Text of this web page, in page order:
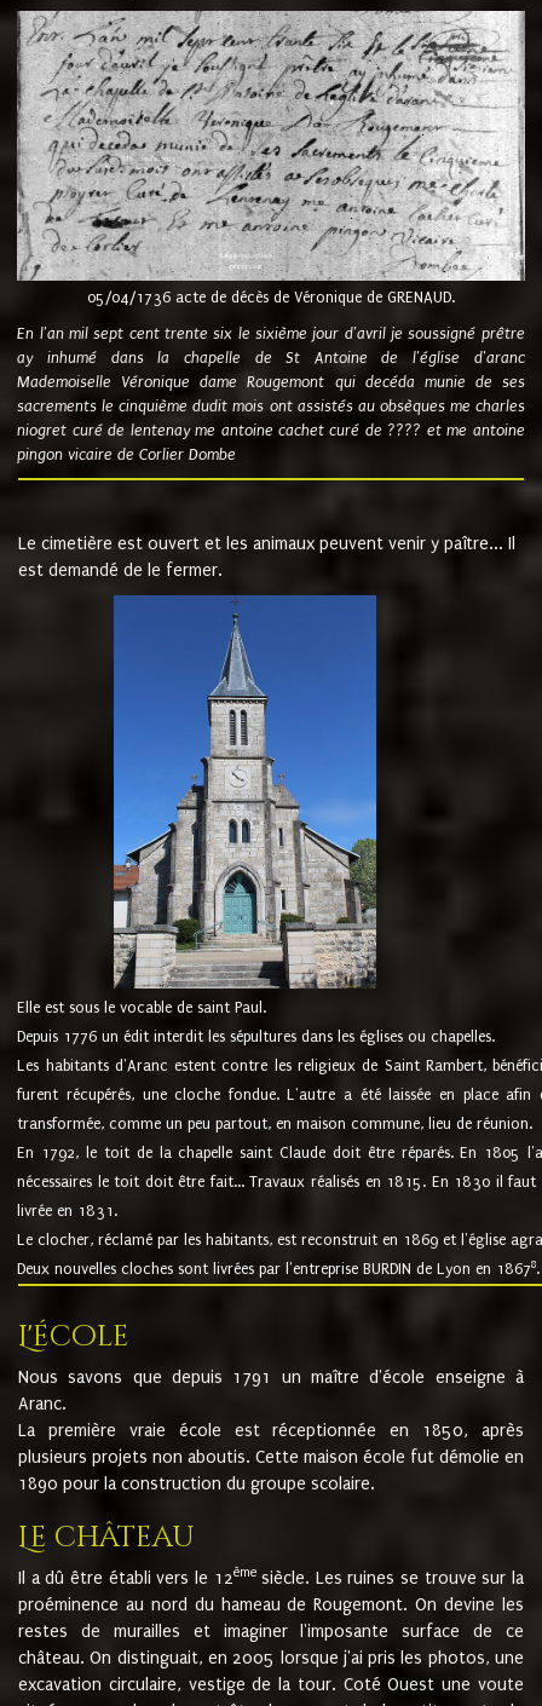
05/04/1736 acte de décès de Véronique de GRENAUD.
En l'an mil sept cent trente six le sixième jour d'avril je soussigné prêtre
ay inhumé dans la chapelle de St Antoine de l'église d'aranc
Mademoiselle Véronique dame Rougemont qui decéda munie de ses
sacrements le cinquième dudit mois ont assistés au obsèques me charles
niogret curé de lentenay me antoine cachet curé de ???? et me antoine
pingon vicaire de Corlier Dombe
Le cimetière est ouvert et les animaux peuvent venir y paître... Il
est demandé de le fermer.
Elle est sous le vocable de saint Paul.
Depuis 1776 un édit interdit les sépultures dans les églises ou chapelles.
Les habitants d'Aranc estent contre les religieux de Saint Rambert,
furent récupérés, une cloche fondue. L'autre a été laissée en place
transformée, comme un peu partout, en maison commune, lieu de réunion.
En 1792, le toit de la chapelle saint Claude doit être réparés. En 1805
nécessaires le toit doit être fait... Travaux réalisés en 1815. En 1830 il
livrée en 1831.
Le clocher, réclamé par les habitants, est reconstruit en 1869 et l'église
Deux nouvelles cloches sont livrées par l'entreprise BURDIN de Lyon en 18678.
L'école
Nous savons que depuis 1791 un maître d'école enseigne à
Aranc.
La première vraie école est réceptionnée en 1850, après
plusieurs projets non aboutis. Cette maison école fut démolie en
1890 pour la construction du groupe scolaire.
Le château
Il a dû être établi vers le 12èmesiècle. Les ruines se trouve sur la
proéminence au nord du hameau de Rougemont. On devine les
restes de murailles et imaginer l'imposante surface de ce
château. On distinguait, en 2005 lorsque j'ai pris les photos, une
excavation circulaire, vestige de la tour. Coté Ouest une voute